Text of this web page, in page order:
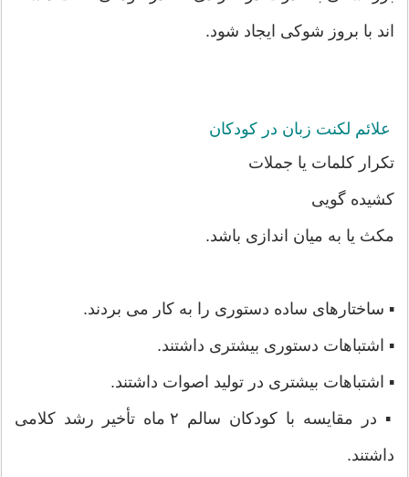
اند با بروز شوکی ایجاد شود.
علائم لکنت زبان در کودکان
تکرار کلمات یا جملات
کشیده گویی
مکث یا به میان اندازی باشد.
▪ ساختارهای ساده دستوری را به کار می بردند.
▪ اشتباهات دستوری بیشتری داشتند.
▪ اشتباهات بیشتری در تولید اصوات داشتند.
▪ در مقایسه با کودکان سالم ۲ ماه تأخیر رشد کلامی
داشتند.